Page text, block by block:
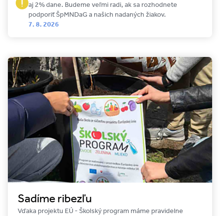
aj 2% dane. Budeme veľmi radi, ak sa rozhodnete
podporiť ŠpMNDaG a našich nadaných žiakov.
7. 8. 2026
Sadíme ribezľu
Vďaka projektu EÚ - Školský program máme pravidelne